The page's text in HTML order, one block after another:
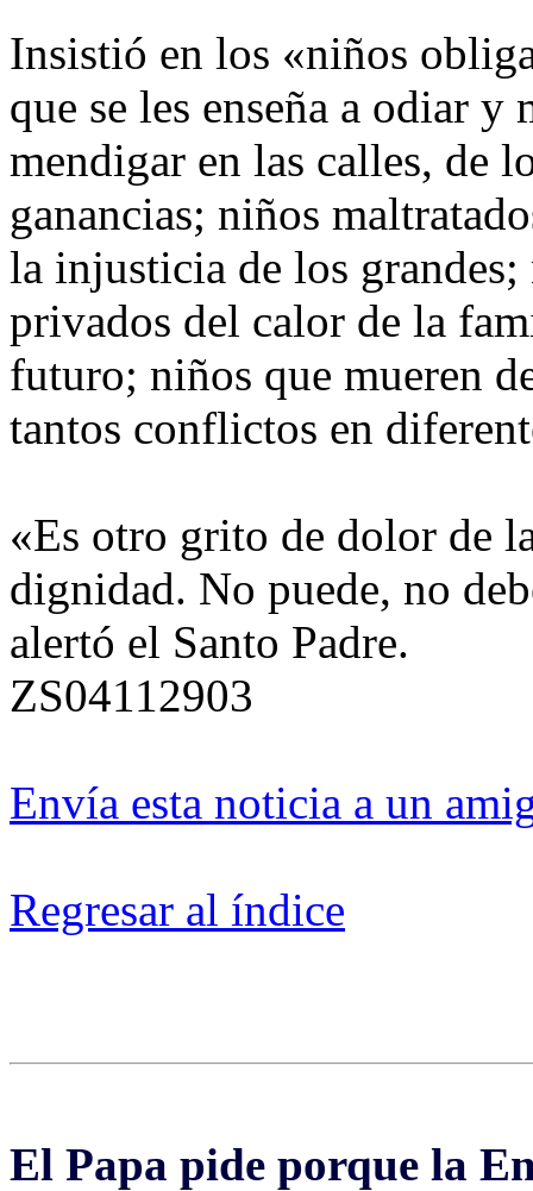
Insistió en los «niños
que se les enseña a odiar
mendigar en las calles, de
ganancias; niños
la injusticia de los grandes;
privados del calor de la
futuro; niños que mueren
tantos conflictos en
«Es otro grito de dolor de
dignidad. No puede, no
alertó el Santo Padre.
ZS04112903
Envía esta noticia a un
Regresar al índice
El Papa pide porque la